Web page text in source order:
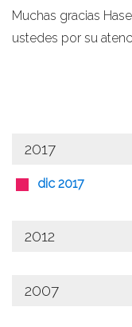
Muchas gracias
ustedes por su
2017
dic 2017
2012
2007